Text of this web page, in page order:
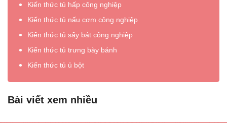
Kiến thức tủ hấp công nghiệp
Kiến thức tủ nấu cơm công nghiệp
Kiến thức tủ sấy bát công nghiệp
Kiến thức tủ trưng bày bánh
Kiến thức tủ ủ bột
Bài viết xem nhiều